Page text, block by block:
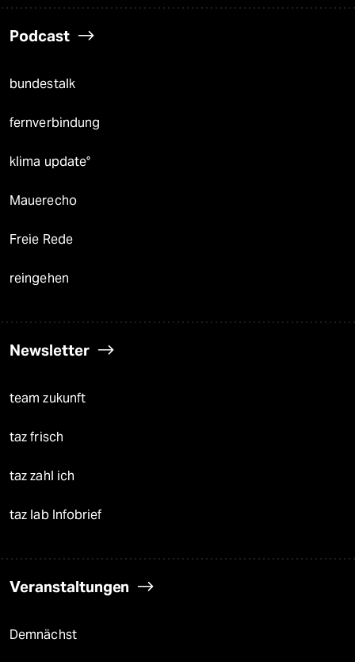
Podcast
bundestalk
fernverbindung
klima update°
Mauerecho
Freie Rede
reingehen
Newsletter
team zukunft
taz frisch
taz zahl ich
taz lab Infobrief
Veranstaltungen
Demnächst